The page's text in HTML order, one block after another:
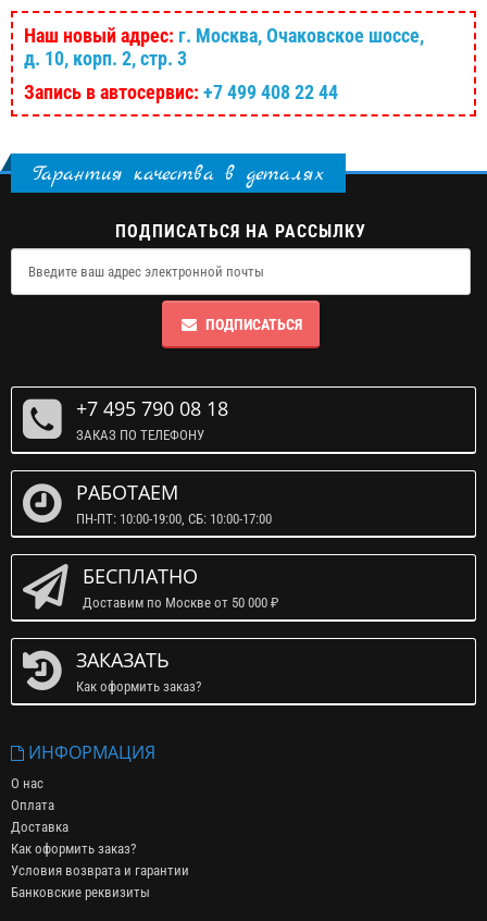
Наш новый адрес: г. Москва, Очаковское шоссе,
д. 10, корп. 2, стр. 3
Запись в автосервис: +7 499 408 22 44
Гарантия качества в деталях
ПОДПИСАТЬСЯ НА РАССЫЛКУ
ПОДПИСАТЬСЯ
+7 495 790 08 18
ЗАКАЗ ПО ТЕЛЕФОНУ
РАБОТАЕМ
ПН-ПТ: 10:00-19:00, СБ: 10:00-17:00
БЕСПЛАТНО
Доставим по Москве от 50 000 ₽
ЗАКАЗАТЬ
Как оформить заказ?
ИНФОРМАЦИЯ
О нас
Оплата
Доставка
Как оформить заказ?
Условия возврата и гарантии
Банковские реквизиты